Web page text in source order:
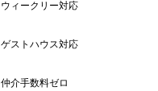
ウィークリー対応
ゲストハウス対応
仲介手数料ゼロ